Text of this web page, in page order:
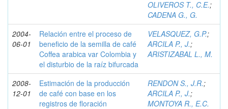
OLIVEROS T., C.E.;
CADENA G., G.
2004-
06-01
Relación entre el proceso de
beneficio de la semilla de café
Coffea arabica var Colombia y
el disturbio de la raíz bifurcada
VELASQUEZ, G.P.;
ARCILA P., J.;
ARISTIZABAL L., M.
2008-
12-01
Estimación de la producción
de café con base en los
registros de floración
RENDON S., J.R.;
ARCILA P., J.;
MONTOYA R., E.C.